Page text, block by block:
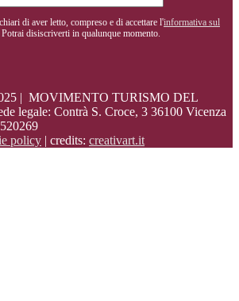
di aver letto, compreso e di accettare l'informativa sul
Potrai disiscriverti in qualunque momento.
| MOVIMENTO TURISMO DEL
legale: Contrà S. Croce, 3 36100 Vicenza
policy | credits: creativart.it